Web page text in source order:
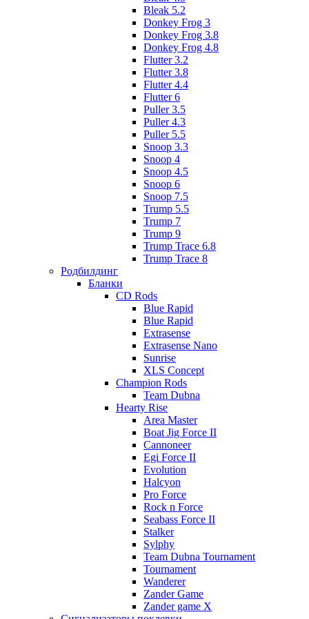
Bleak 5.2
Donkey Frog 3
Donkey Frog 3.8
Donkey Frog 4.8
Flutter 3.2
Flutter 3.8
Flutter 4.4
Flutter 6
Puller 3.5
Puller 4.3
Puller 5.5
Snoop 3.3
Snoop 4
Snoop 4.5
Snoop 6
Snoop 7.5
Trump 5.5
Trump 7
Trump 9
Trump Trace 6.8
Trump Trace 8
Родбилдинг
Бланки
CD Rods
Blue Rapid
Blue Rapid
Extrasense
Extrasense Nano
Sunrise
XLS Concept
Champion Rods
Team Dubna
Hearty Rise
Area Master
Boat Jig Force II
Cannoneer
Egi Force II
Evolution
Halcyon
Pro Force
Rock n Force
Seabass Force II
Stalker
Sylphy
Team Dubna Tournament
Tournament
Wanderer
Zander Game
Zander game X